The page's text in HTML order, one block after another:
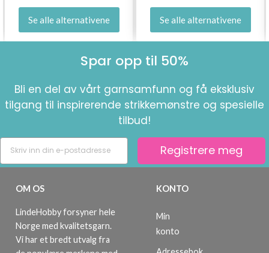
Se alle alternativene Se alle alternativene
Spar opp til 50%
Bli en del av vårt garnsamfunn og få eksklusiv
tilgang til inspirerende strikkemønstre og spesielle
tilbud!
Registrere meg
OM OS
LindeHobby forsyner hele
Norge med kvalitetsgarn.
Vi har et bredt utvalg fra
KONTO
Min
konto